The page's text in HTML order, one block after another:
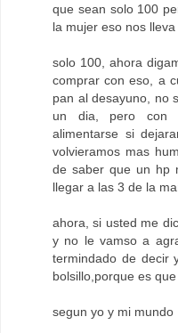
que sean solo 100
la mujer eso nos
solo 100, ahora
comprar con eso, a
pan al desayuno, no
un dia, pero con
alimentarse si
volvieramos mas
de saber que un hp
llegar a las 3 de la
ahora, si usted me
y no le vamso a
termindado de decir
bolsillo,porque es
segun yo y mi mundo